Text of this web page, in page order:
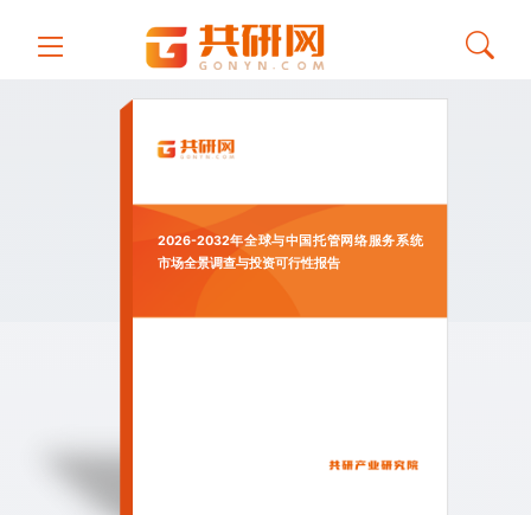
2026-2032年全球与中国托管网络服务系统
市场全景调查与投资可行性报告